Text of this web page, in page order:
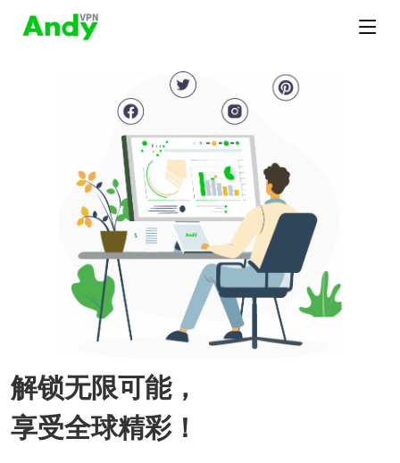
解锁无限可能，
享受全球精彩！